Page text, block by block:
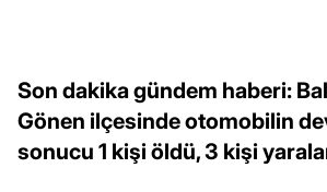
Son dakika gündem haberi:
Gönen ilçesinde otomobilin
sonucu 1 kişi öldü, 3 kişi